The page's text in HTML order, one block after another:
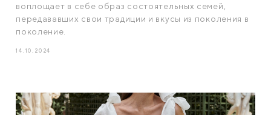
воплощает в себе образ состоятельных семей,
передававших свои традиции и вкусы из поколения в
поколение.
14.10.2024